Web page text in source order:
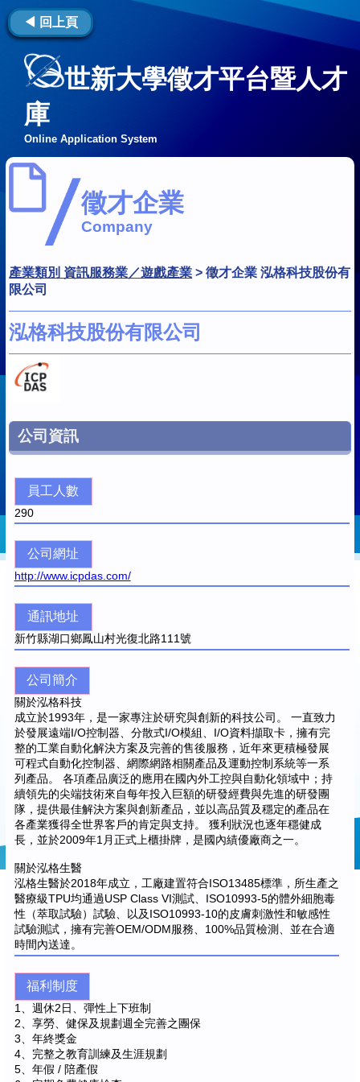
◀ 回上頁
世新大學徵才平台暨人才
庫
Online Application System
徵才企業
Company
產業類別 資訊服務業／遊戲產業 >徵才企業 泓格科技股份有
限公司
泓格科技股份有限公司
公司資訊
員工人數
290
公司網址
http://www.icpdas.com/
通訊地址
新竹縣湖口鄉鳳山村光復北路111號
公司簡介
關於泓格科技
成立於1993年，是一家專注於研究與創新的科技公司。 一直致力
於發展遠端I/O控制器、分散式I/O模組、I/O資料擷取卡，擁有完
整的工業自動化解決方案及完善的售後服務，近年來更積極發展
可程式自動化控制器、網際網路相關產品及運動控制系統等一系
列產品。 各項產品廣泛的應用在國內外工控與自動化領域中；持
續領先的尖端技術來自每年投入巨額的研發經費與先進的研發團
隊，提供最佳解決方案與創新產品，並以高品質及穩定的產品在
各產業獲得全世界客戶的肯定與支持。 獲利狀況也逐年穩健成
長，並於2009年1月正式上櫃掛牌，是國內績優廠商之一。
關於泓格生醫
泓格生醫於2018年成立，工廠建置符合ISO13485標準，所生產之
醫療級TPU均通過USP Class VI測試、ISO10993-5的體外細胞毒
性（萃取試驗）試驗、以及ISO10993-10的皮膚刺激性和敏感性
試驗測試，擁有完善OEM/ODM服務、100%品質檢測、並在合適
時間內送達。
福利制度
1、週休2日、彈性上下班制
2、享勞、健保及規劃週全完善之團保
3、年終獎金
4、完整之教育訓練及生涯規劃
5、年假 / 陪產假